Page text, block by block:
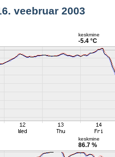
veebruar 2003
keskmine
-5.4 °C
keskmine
86.7 %